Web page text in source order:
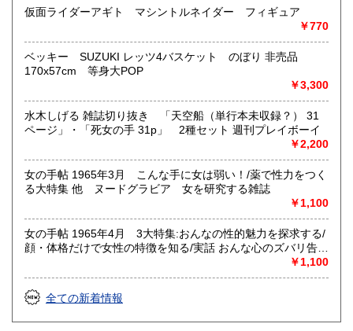
メール web@bookdash.net または専用ページでお問い合
お電話 03-3219-5991でも受け付けております。
お取引内容は、ご依頼されたあとの返信メールに、さらに詳
しく説明した文章をお付けしております。ご安心ください。
取り扱い分野
趣味、サブカルチャー、古書一般（その他）
仮面ライダーアギト マシントルネイダー フィギュア
￥770
ベッキー SUZUKI レッツ4バスケット のぼり 非売品
170x57cm 等身大POP
￥3,300
水木しげる 雑誌切り抜き 「天空船（単行本未収録？） 31
ページ」・「死女の手 31p」 2種セット 週刊プレイボーイ
￥2,200
女の手帖 1965年3月 こんな手に女は弱い！/薬で性力をつく
る大特集 他 ヌードグラビア 女を研究する雑誌
￥1,100
女の手帖 1965年4月 3大特集:おんなの性的魅力を探求する/
顔・体格だけで女性の特徴を知る/実話 おんな心のズバリ告白
￥1,100
全ての新着情報